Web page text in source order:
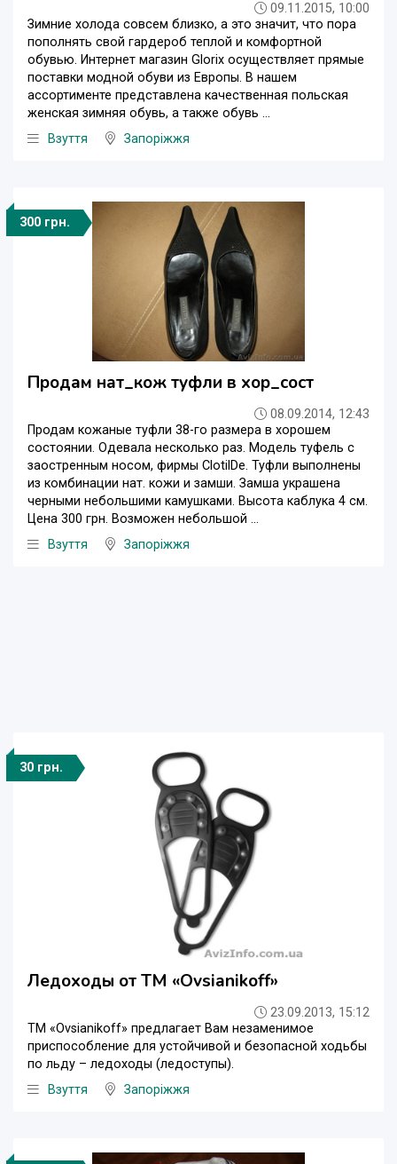
09.11.2015, 10:00
Зимние холода совсем близко, а это значит, что пора
пополнять свой гардероб теплой и комфортной
обувью. Интернет магазин Glorix осуществляет прямые
поставки модной обуви из Европы. В нашем
ассортименте представлена качественная польская
женская зимняя обувь, а также обувь ...
Взуття
Запоріжжя
300 грн.
Продам нат_кож туфли в хор_сост
08.09.2014, 12:43
Продам кожаные туфли 38-го размера в хорошем
состоянии. Одевала несколько раз. Модель туфель с
заостренным носом, фирмы ClotilDe. Туфли выполнены
из комбинации нат. кожи и замши. Замша украшена
черными небольшими камушками. Высота каблука 4 см.
Цена 300 грн. Возможен небольшой ...
Взуття
Запоріжжя
30 грн.
Ледоходы от TM «Ovsianikoff»
23.09.2013, 15:12
TM «Ovsianikoff» предлагает Вам незаменимое
приспособление для устойчивой и безопасной ходьбы
по льду – ледоходы (ледоступы).
Взуття
Запоріжжя